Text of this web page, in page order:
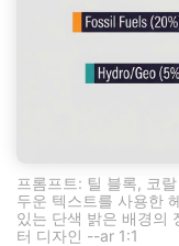
프롬프트: 틸 블록, 코
두운 텍스트를 사용한
있는 단색 밝은 배경의
터 디자인 --ar 1:1